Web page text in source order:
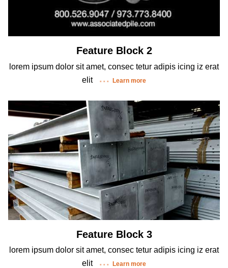
Feature Block 2
lorem ipsum dolor sit amet, consec tetur adipis icing iz erat
elit
Learn more
Feature Block 3
lorem ipsum dolor sit amet, consec tetur adipis icing iz erat
elit
Learn more